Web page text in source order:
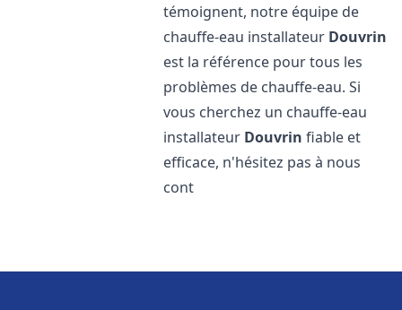
témoignent, notre équipe de
chauffe-eau installateur Douvrin
est la référence pour tous les
problèmes de chauffe-eau. Si
vous cherchez un chauffe-eau
installateur Douvrin fiable et
efficace, n'hésitez pas à nous
cont